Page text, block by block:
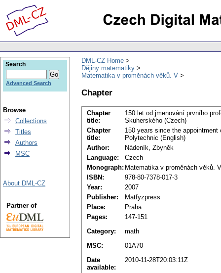
DML-CZ Home
Dějiny matematiky
Matematika v proměnách věků. V
Chapter
Chapter
title:
150 let od jmenování prvního
Skuherského (Czech)
Chapter
title:
150 years since the
Polytechnic (English)
Author:
Nádeník, Zbyněk
Language:
Czech
Monograph: Matematika v proměnách věků. V
ISBN:
978-80-7378-017-3
Year:
2007
Publisher:
Matfyzpress
Place:
Praha
Pages:
147-151
Category:
math
MSC:
01A70
Date
available:
2010-11-28T20:03:11Z
Search
Advanced Search
Browse
Collections
Titles
Authors
MSC
About DML-CZ
Partner of